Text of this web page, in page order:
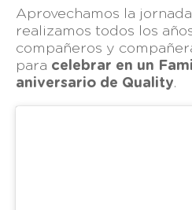
Aprovechamos la
realizamos todos los
compañeros y
para celebrar en un
aniversario de Quality.